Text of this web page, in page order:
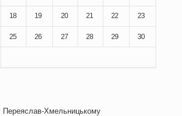
18 19 20 21 22 23
25 26 27 28 29 30
Переяслав-Хмельницькому